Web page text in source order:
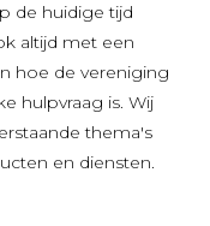
de huidige tijd
altijd met een
hoe de vereniging
hulpvraag is. Wij
thema's
en diensten.